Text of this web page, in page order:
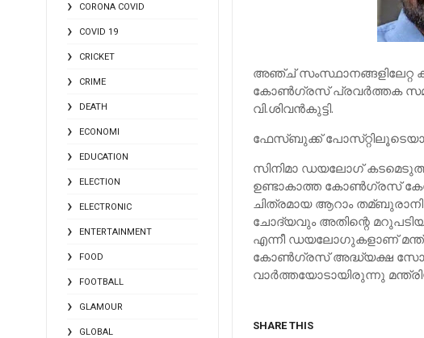
CORONA COVID
COVID 19
CRICKET
CRIME
DEATH
ECONOMI
EDUCATION
ELECTION
ELECTRONIC
ENTERTAINMENT
FOOD
FOOTBALL
GLAMOUR
GLOBAL
അഞ്ച് സംസ്ഥാനങ്ങളിലേറ്റ
കോണ്‍ഗ്രസ് പ്രവര്‍ത്തക
വി.ശിവന്‍കുട്ടി.
ഫേസ്‌ബുക്ക്
സിനിമാ ഡയലോഗ്
ഉണ്ടാകാത്ത കോണ്‍ഗ്രസ്
ചിത്രമായ ആറാം
ചോദ്യവും അതിന്റെ
എന്നീ ഡയലോഗുകളാണ്
കോണ്‍ഗ്രസ് അദ്ധ്യക്ഷ
വാര്‍ത്തയോടായിരുന്നു
SHARE THIS